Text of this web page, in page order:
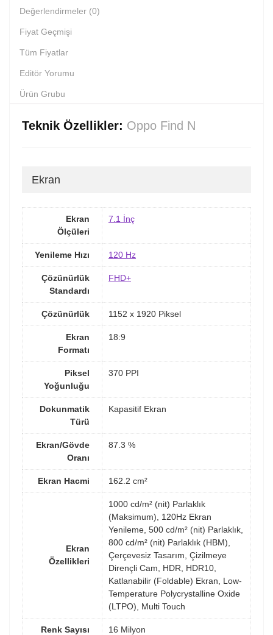
Değerlendirmeler (0)
Fiyat Geçmişi
Tüm Fiyatlar
Editör Yorumu
Ürün Grubu
Teknik Özellikler: Oppo Find N
Ekran
Ekran
Ölçüleri
7.1 İnç
Yenileme Hızı 120 Hz
Çözünürlük
Standardı
FHD+
Çözünürlük 1152 x 1920 Piksel
Ekran
Formatı
18:9
Piksel
Yoğunluğu
370 PPI
Dokunmatik
Türü
Kapasitif Ekran
Ekran/Gövde
Oranı
87.3 %
Ekran Hacmi 162.2 cm²
Ekran
Özellikleri
1000 cd/m² (nit) Parlaklık
(Maksimum), 120Hz Ekran
Yenileme, 500 cd/m² (nit) Parlaklık,
800 cd/m² (nit) Parlaklık (HBM),
Çerçevesiz Tasarım, Çizilmeye
Dirençli Cam, HDR, HDR10,
Katlanabilir (Foldable) Ekran, Low-
Temperature Polycrystalline Oxide
(LTPO), Multi Touch
Renk Sayısı 16 Milyon